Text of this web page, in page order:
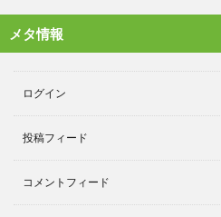
メタ情報
ログイン
投稿フィード
コメントフィード